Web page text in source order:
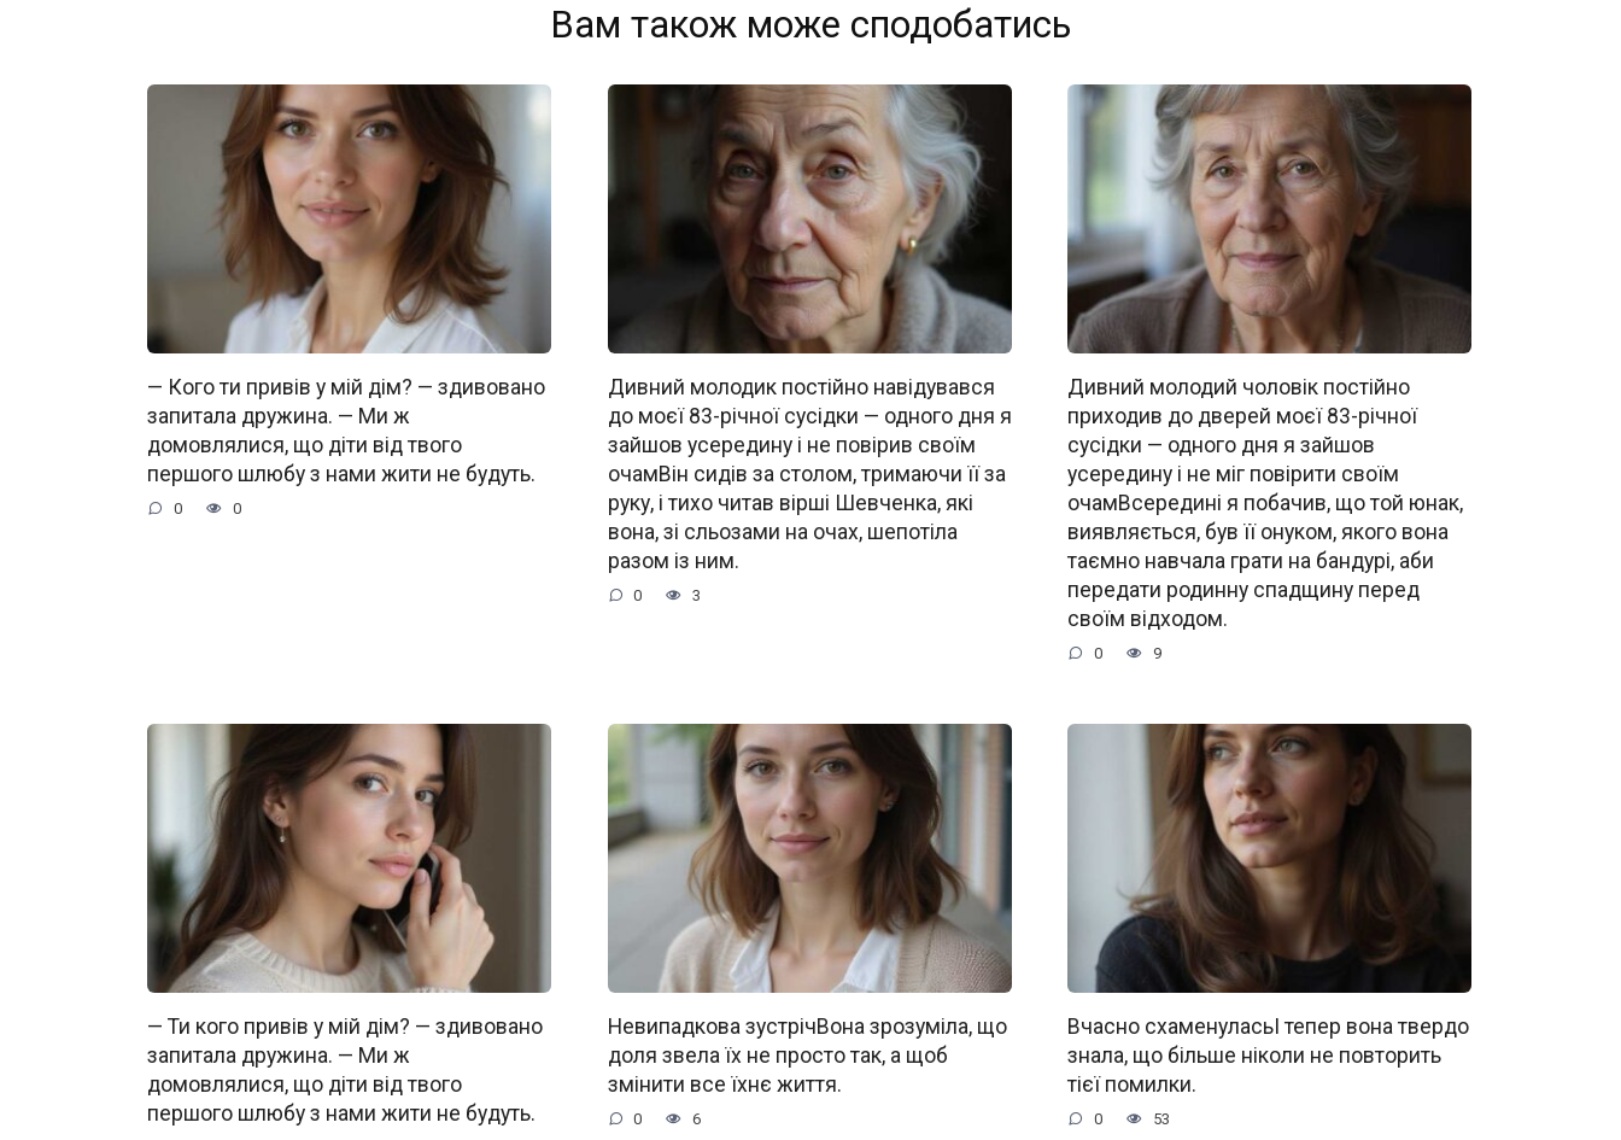
Вам також може сподобатись
— Кого ти привів у мій дім? — здивовано
запитала дружина. — Ми ж
домовлялися, що діти від твого
першого шлюбу з нами жити не будуть.
0 0
Дивний молодик постійно навідувався
до моєї 83-річної сусідки — одного дня я
зайшов усередину і не повірив своїм
очамВін сидів за столом, тримаючи її за
руку, і тихо читав вірші Шевченка, які
вона, зі сльозами на очах, шепотіла
разом із ним.
0 3
Дивний молодий чоловік постійно
приходив до дверей моєї 83-річної
сусідки — одного дня я зайшов
усередину і не міг повірити своїм
очамВсередині я побачив, що той юнак,
виявляється, був її онуком, якого вона
таємно навчала грати на бандурі, аби
передати родинну спадщину перед
своїм відходом.
0 9
— Ти кого привів у мій дім? — здивовано
запитала дружина. — Ми ж
домовлялися, що діти від твого
першого шлюбу з нами жити не будуть.
Невипадкова зустрічВона зрозуміла, що
доля звела їх не просто так, а щоб
змінити все їхнє життя.
0 6
Вчасно схаменуласьІ тепер вона твердо
знала, що більше ніколи не повторить
тієї помилки.
0 53